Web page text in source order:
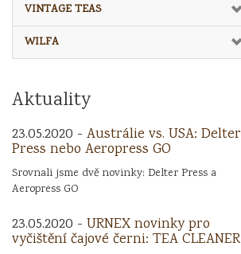
VINTAGE TEAS
WILFA
Aktuality
23.05.2020 - Austrálie vs. USA: Delter
Press nebo Aeropress GO
Srovnali jsme dvě novinky: Delter Press a
Aeropress GO
23.05.2020 - URNEX novinky pro
vyčištění čajové černi: TEA CLEANER